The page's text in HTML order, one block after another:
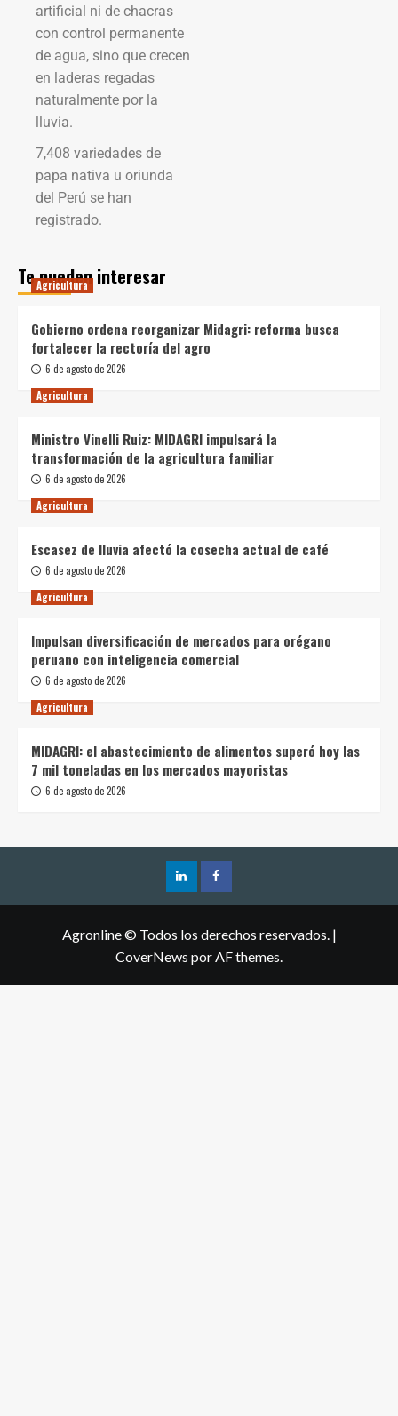
artificial ni de chacras
con control permanente
de agua, sino que crecen
en laderas regadas
naturalmente por la
lluvia.
7,408 variedades de
papa nativa u oriunda
del Perú se han
registrado.
Te pueden interesar
Agricultura
Gobierno ordena reorganizar Midagri: reforma busca
fortalecer la rectoría del agro
6 de agosto de 2026
Agricultura
Ministro Vinelli Ruiz: MIDAGRI impulsará la
transformación de la agricultura familiar
6 de agosto de 2026
Agricultura
Escasez de lluvia afectó la cosecha actual de café
6 de agosto de 2026
Agricultura
Impulsan diversificación de mercados para orégano
peruano con inteligencia comercial
6 de agosto de 2026
Agricultura
MIDAGRI: el abastecimiento de alimentos superó hoy las
7 mil toneladas en los mercados mayoristas
6 de agosto de 2026
Agronline © Todos los derechos reservados. |
CoverNews por AF themes.